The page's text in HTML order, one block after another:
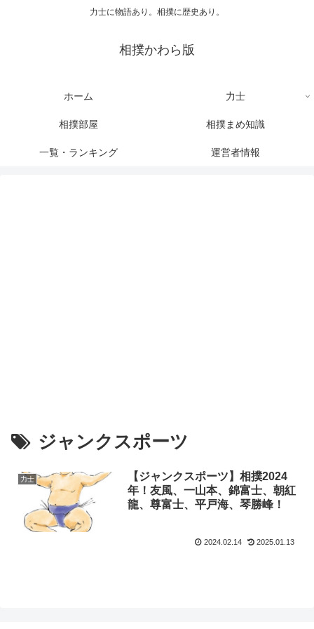
力士に物語あり。相撲に歴史あり。
相撲かわら版
ホーム 力士
相撲部屋 相撲まめ知識
一覧・ランキング 運営者情報
ジャンクスポーツ
力士
【ジャンクスポーツ】相撲2024
年！友風、一山本、錦富士、朝紅
龍、尊富士、平戸海、琴勝峰！
2024.02.14 2025.01.13